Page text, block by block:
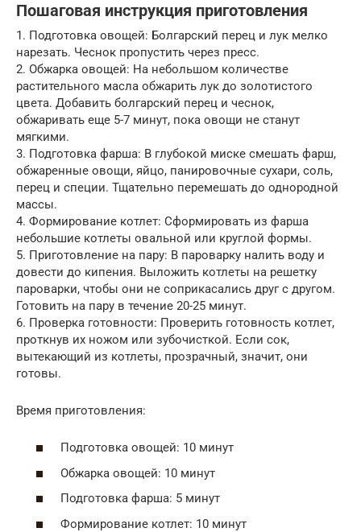
Пошаговая инструкция приготовления
1. Подготовка овощей: Болгарский перец и лук мелко
нарезать. Чеснок пропустить через пресс.
2. Обжарка овощей: На небольшом количестве
растительного масла обжарить лук до золотистого
цвета. Добавить болгарский перец и чеснок,
обжаривать еще 5-7 минут, пока овощи не станут
мягкими.
3. Подготовка фарша: В глубокой миске смешать фарш,
обжаренные овощи, яйцо, панировочные сухари, соль,
перец и специи. Тщательно перемешать до однородной
массы.
4. Формирование котлет: Сформировать из фарша
небольшие котлеты овальной или круглой формы.
5. Приготовление на пару: В пароварку налить воду и
довести до кипения. Выложить котлеты на решетку
пароварки, чтобы они не соприкасались друг с другом.
Готовить на пару в течение 20-25 минут.
6. Проверка готовности: Проверить готовность котлет,
проткнув их ножом или зубочисткой. Если сок,
вытекающий из котлеты, прозрачный, значит, они
готовы.
Время приготовления:
Подготовка овощей: 10 минут
Обжарка овощей: 10 минут
Подготовка фарша: 5 минут
Формирование котлет: 10 минут